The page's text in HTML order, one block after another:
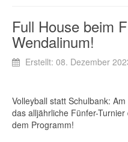
Full House beim
Wendalinum!
Erstellt: 08. Dezember
Volleyball statt Schulbank:
das alljährliche Fünfer-
dem Programm!